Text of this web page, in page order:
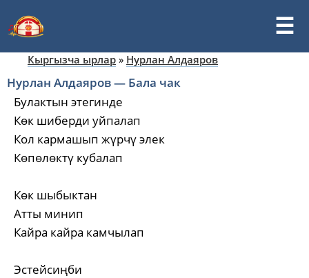
Кыргызча ырлар » Нурлан Алдаяров
Нурлан Алдаяров — Бала чак
Булактын этегинде
Көк шиберди уйпалап
Кол кармашып жүрчү элек
Көпөлөктү кубалап
Көк шыбыктан
Атты минип
Кайра кайра камчылап
Эстейсиңби